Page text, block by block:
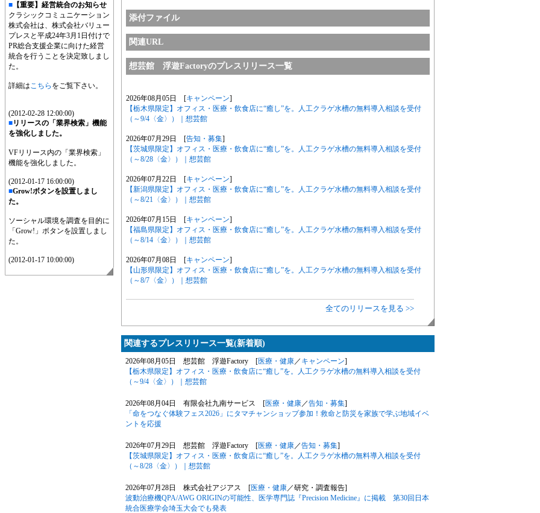
■ 【重要】経営統合のお知らせ
クラシックコミュニケーション
株式会社は、株式会社バリュー
プレスと平成24年3月1日付けで
PR総合支援企業に向けた経営
統合を行うことを決定致しまし
た。
詳細はこちら をご覧下さい。
(2012-02-28 12:00:00)
■リリースの「業界検索」機能
を強化しました。
VFリリース内の「業界検索」
機能を強化しました。
(2012-01-17 16:00:00)
■Grow!ボタンを設置しまし
た。
ソーシャル環境を調査を目的に
「Grow!」ボタンを設置しまし
た。
(2012-01-17 10:00:00)
添付ファイル
関連URL
想芸館 浮遊Factoryのプレスリリース一覧
2026年08月05日 [キャンペーン]
【栃木県限定】オフィス・医療・飲食店に“癒し”を。人工クラゲ水槽の無料導入相談を受付
（～9/4〈金〉）｜想芸館
2026年07月29日 [告知・募集]
【茨城県限定】オフィス・医療・飲食店に“癒し”を。人工クラゲ水槽の無料導入相談を受付
（～8/28〈金〉）｜想芸館
2026年07月22日 [キャンペーン]
【新潟県限定】オフィス・医療・飲食店に“癒し”を。人工クラゲ水槽の無料導入相談を受付
（～8/21〈金〉）｜想芸館
2026年07月15日 [キャンペーン]
【福島県限定】オフィス・医療・飲食店に“癒し”を。人工クラゲ水槽の無料導入相談を受付
（～8/14〈金〉）｜想芸館
2026年07月08日 [キャンペーン]
【山形県限定】オフィス・医療・飲食店に“癒し”を。人工クラゲ水槽の無料導入相談を受付
（～8/7〈金〉）｜想芸館
全てのリリースを見る >>
関連するプレスリリース一覧(新着順)
2026年08月05日 想芸館 浮遊Factory [医療・健康／ キャンペーン]
【栃木県限定】オフィス・医療・飲食店に“癒し”を。人工クラゲ水槽の無料導入相談を受付
（～9/4〈金〉）｜想芸館
2026年08月04日 有限会社九南サービス [医療・健康／告知・募集]
「命をつなぐ体験フェス2026」にタマチャンショップ参加！救命と防災を家族で学ぶ地域イベ
ントを応援
2026年07月29日 想芸館 浮遊Factory [医療・健康／告知・募集]
【茨城県限定】オフィス・医療・飲食店に“癒し”を。人工クラゲ水槽の無料導入相談を受付
（～8/28〈金〉）｜想芸館
2026年07月28日 株式会社アジアス [医療・健康／研究・調査報告]
波動治療機QPA/AWG ORIGINの可能性、医学専門誌『Precision Medicine』に掲載 第30回日本
統合医療学会埼玉大会でも発表